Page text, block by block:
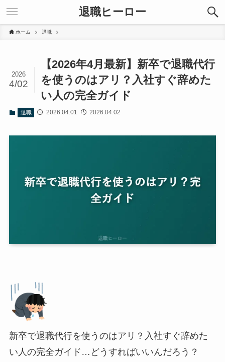
退職ヒーロー
ホーム 退職
【2026年4月最新】新卒で退職代行
を使うのはアリ？入社すぐ辞めた
い人の完全ガイド
2026
4/02
退職 2026.04.01 2026.04.02
新卒で退職代行を使うのはアリ？入社すぐ辞めた
い人の完全ガイド…どうすればいいんだろう？